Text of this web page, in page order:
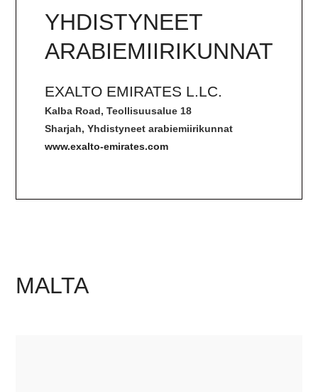
YHDISTYNEET
ARABIEMIIRIKUNNAT
EXALTO EMIRATES L.LC.
Kalba Road, Teollisuusalue 18
Sharjah, Yhdistyneet arabiemiirikunnat
www.exalto-emirates.com
MALTA